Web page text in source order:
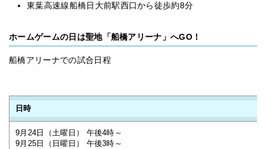
東葉高速線船橋日大前駅西口から徒歩約8分
ホームゲームの日は聖地「船橋アリーナ」へGO！
船橋アリーナでの試合日程
日時
9月24日（土曜日） 午後4時～
9月25日（日曜日） 午後3時～